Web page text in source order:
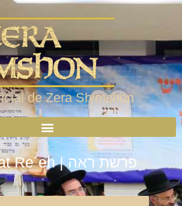
de Zera Shimshon
Parshat Re´eh | פרשת ראה